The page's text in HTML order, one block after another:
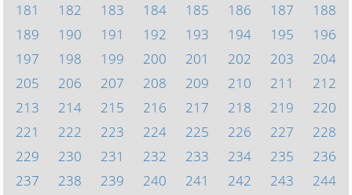
181
182 183 184 185 186 187
188
189
190 191 192 193 194 195
196
197
198 199 200 201 202 203
204
205
206 207 208 209 210 211
212
213
214 215 216 217 218 219
220
221
222 223 224 225 226 227
228
229
230 231 232 233 234 235
236
237
238 239 240 241 242 243
244